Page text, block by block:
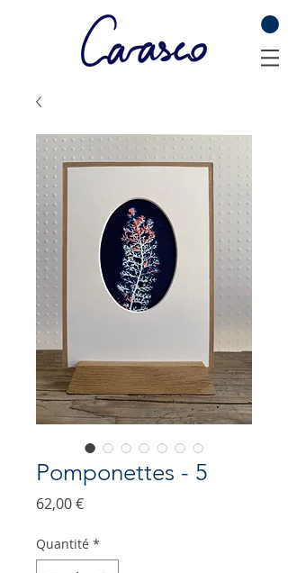
Pomponettes - 5
62,00 €Prix
Quantité *